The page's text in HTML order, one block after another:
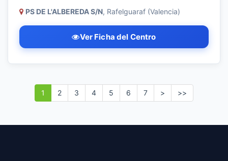
PS DE L'ALBEREDA S/N, Rafelguaraf (Valencia)
Ver Ficha del Centro
1 2 3 4 5 6 7 > >>